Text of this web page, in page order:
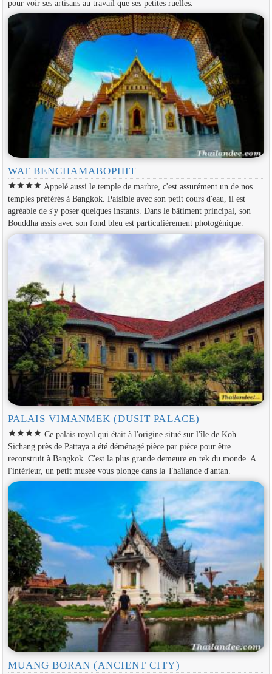
pour voir ses artisans au travail que ses petites ruelles.
WAT BENCHAMABOPHIT
starstarstarstar Appelé aussi le temple de marbre, c'est assurément un de nos
temples préférés à Bangkok. Paisible avec son petit cours d'eau, il est
agréable de s'y poser quelques instants. Dans le bâtiment principal, son
Bouddha assis avec son fond bleu est particulièrement photogénique.
PALAIS VIMANMEK (DUSIT PALACE)
starstarstarstar Ce palais royal qui était à l'origine situé sur l'île de Koh
Sichang près de Pattaya a été déménagé pièce par pièce pour être
reconstruit à Bangkok. C'est la plus grande demeure en tek du monde. A
l'intérieur, un petit musée vous plonge dans la Thaïlande d'antan.
MUANG BORAN (ANCIENT CITY)